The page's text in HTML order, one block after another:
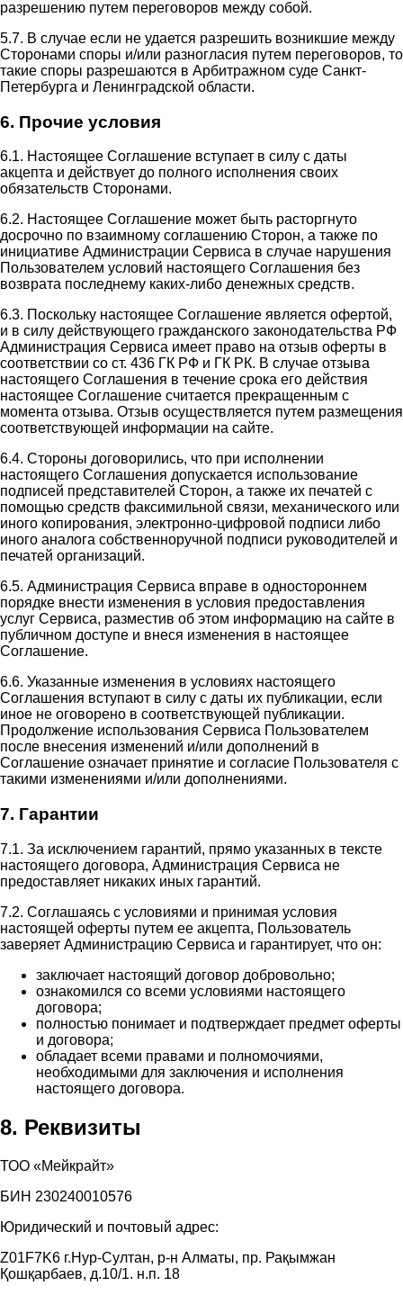
разрешению путем переговоров между собой.
5.7. В случае если не удается разрешить возникшие между
Сторонами споры и/или разногласия путем переговоров, то
такие споры разрешаются в Арбитражном суде Санкт-
Петербурга и Ленинградской области.
6. Прочие условия
6.1. Настоящее Соглашение вступает в силу с даты
акцепта и действует до полного исполнения своих
обязательств Сторонами.
6.2. Настоящее Соглашение может быть расторгнуто
досрочно по взаимному соглашению Сторон, а также по
инициативе Администрации Сервиса в случае нарушения
Пользователем условий настоящего Соглашения без
возврата последнему каких-либо денежных средств.
6.3. Поскольку настоящее Соглашение является офертой,
и в силу действующего гражданского законодательства РФ
Администрация Сервиса имеет право на отзыв оферты в
соответствии со ст. 436 ГК РФ и ГК РК. В случае отзыва
настоящего Соглашения в течение срока его действия
настоящее Соглашение считается прекращенным с
момента отзыва. Отзыв осуществляется путем размещения
соответствующей информации на сайте.
6.4. Стороны договорились, что при исполнении
настоящего Соглашения допускается использование
подписей представителей Сторон, а также их печатей с
помощью средств факсимильной связи, механического или
иного копирования, электронно-цифровой подписи либо
иного аналога собственноручной подписи руководителей и
печатей организаций.
6.5. Администрация Сервиса вправе в одностороннем
порядке внести изменения в условия предоставления
услуг Сервиса, разместив об этом информацию на сайте в
публичном доступе и внеся изменения в настоящее
Соглашение.
6.6. Указанные изменения в условиях настоящего
Соглашения вступают в силу с даты их публикации, если
иное не оговорено в соответствующей публикации.
Продолжение использования Сервиса Пользователем
после внесения изменений и/или дополнений в
Соглашение означает принятие и согласие Пользователя с
такими изменениями и/или дополнениями.
7. Гарантии
7.1. За исключением гарантий, прямо указанных в тексте
настоящего договора, Администрация Сервиса не
предоставляет никаких иных гарантий.
7.2. Соглашаясь с условиями и принимая условия
настоящей оферты путем ее акцепта, Пользователь
заверяет Администрацию Сервиса и гарантирует, что он:
заключает настоящий договор добровольно;
ознакомился со всеми условиями настоящего
договора;
полностью понимает и подтверждает предмет оферты
и договора;
обладает всеми правами и полномочиями,
необходимыми для заключения и исполнения
настоящего договора.
8. Реквизиты
ТОО «Мейкрайт»
БИН 230240010576
Юридический и почтовый адрес:
Z01F7K6 г.Нур-Султан, р-н Алматы, пр. Рақымжан
Қошқарбаев, д.10/1. н.п. 18